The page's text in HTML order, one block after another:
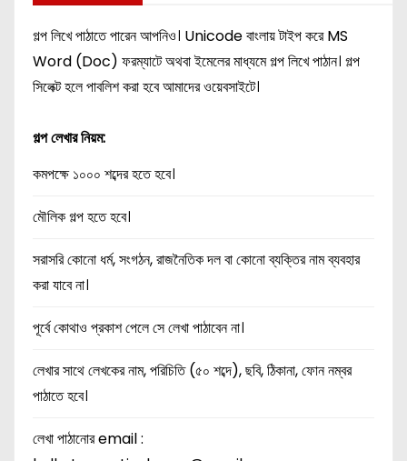
গল্প লিখে পাঠাতে পারেন আপনিও। Unicode বাংলায় টাইপ করে MS
Word (Doc) ফরম্যাটে অথবা ইমেলের মাধ্যমে গল্প লিখে পাঠান। গল্প
সিলেক্ট হলে পাবলিশ করা হবে আমাদের ওয়েবসাইটে।
গল্প লেখার নিয়ম:
কমপক্ষে ১০০০ শব্দের হতে হবে।
মৌলিক গল্প হতে হবে।
সরাসরি কোনো ধর্ম, সংগঠন, রাজনৈতিক দল বা কোনো ব্যক্তির নাম ব্যবহার
করা যাবে না।
পূর্বে কোথাও প্রকাশ পেলে সে লেখা পাঠাবেন না।
লেখার সাথে লেখকের নাম, পরিচিতি (৫০ শব্দে), ছবি, ঠিকানা, ফোন নম্বর
পাঠাতে হবে।
লেখা পাঠানোর email :